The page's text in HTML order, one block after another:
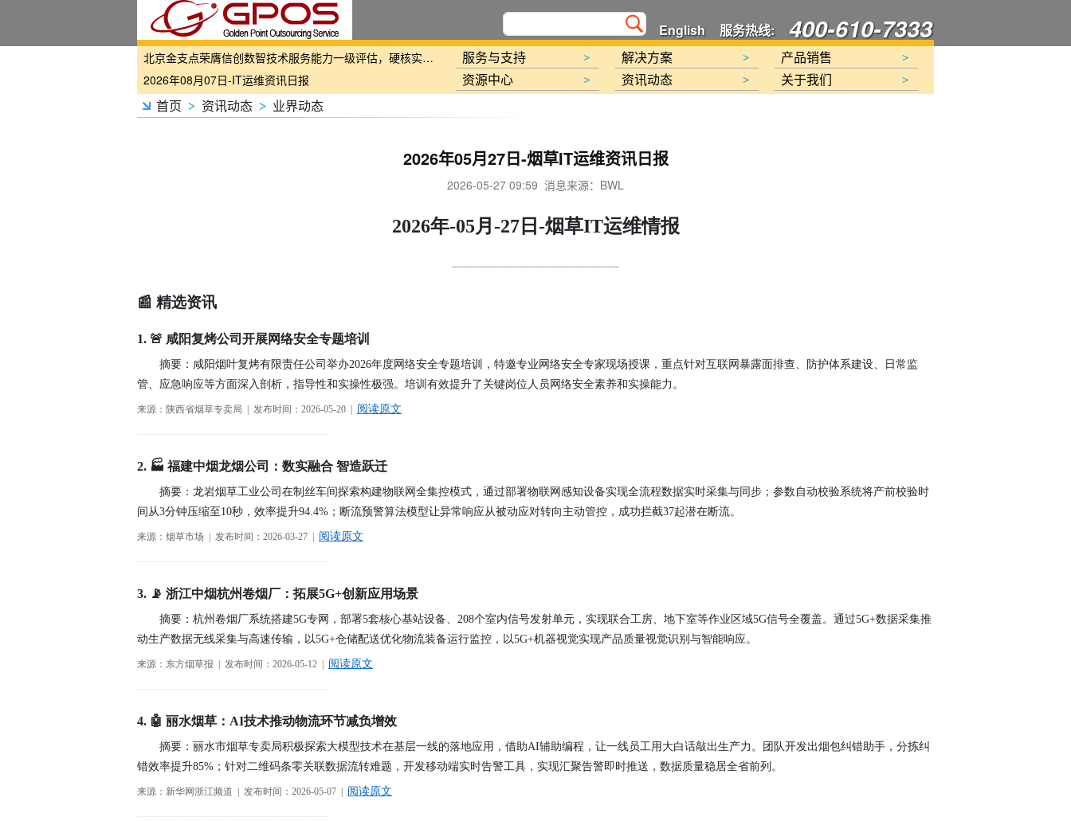
English 服务热线: 400-610-7333
国家铁路局关于印发《“十四五”铁路科技创新规划》的通知
北京金支点荣膺信创数智技术服务能力一级评估，硬核实力护航产业数字化转型
2026年08月07日-IT运维资讯日报
2026年08月07日-铁路智慧运维资讯日报
20260804-金支点铁路智慧运维资讯日报
2026年08月03日-金支点IT运维资讯日报
2026年08月03日-金支点铁路智慧运维资讯日报
国家铁路局关于印发《“十四五”铁路科技创新规划》的通知
2026年08月07日-铁路智慧运维资讯日报
2026年08月06日-IT运维资讯日报
2026年08月05日-金支点铁路智慧运维资讯日报
2026年08月05日-金支点烟草IT运维资讯日报
20260804-金支点IT运维资讯日报
20260804-金支点铁路智慧运维资讯日报
2026年08月03日-金支点铁路智慧运维资讯日报
服务与支持 > 解决方案 > 产品销售 >
资源中心 > 资讯动态 > 关于我们 >
首页 > 资讯动态 > 业界动态
2026年05月27日-烟草IT运维资讯日报
2026-05-27 09:59 消息来源：BWL
2026年-05月-27日-烟草IT运维情报
━━━━━━━━━━━━━━━━━━━━━━━━━━━━━━
📰 精选资讯
1. 🚨 咸阳复烤公司开展网络安全专题培训
摘要：咸阳烟叶复烤有限责任公司举办2026年度网络安全专题培训，特邀专业网络安全专家现场授课，重点针对互联网暴露面排查、防护体系建设、日常监
管、应急响应等方面深入剖析，指导性和实操性极强。培训有效提升了关键岗位人员网络安全素养和实操能力。
来源：陕西省烟草专卖局 | 发布时间：2026-05-20 | 阅读原文
2. 🏭 福建中烟龙烟公司：数实融合 智造跃迁
摘要：龙岩烟草工业公司在制丝车间探索构建物联网全集控模式，通过部署物联网感知设备实现全流程数据实时采集与同步；参数自动校验系统将产前校验时
间从3分钟压缩至10秒，效率提升94.4%；断流预警算法模型让异常响应从被动应对转向主动管控，成功拦截37起潜在断流。
来源：烟草市场 | 发布时间：2026-03-27 | 阅读原文
3. 📡 浙江中烟杭州卷烟厂：拓展5G+创新应用场景
摘要：杭州卷烟厂系统搭建5G专网，部署5套核心基站设备、208个室内信号发射单元，实现联合工房、地下室等作业区域5G信号全覆盖。通过5G+数据采集推
动生产数据无线采集与高速传输，以5G+仓储配送优化物流装备运行监控，以5G+机器视觉实现产品质量视觉识别与智能响应。
来源：东方烟草报 | 发布时间：2026-05-12 | 阅读原文
4. 🤖 丽水烟草：AI技术推动物流环节减负增效
摘要：丽水市烟草专卖局积极探索大模型技术在基层一线的落地应用，借助AI辅助编程，让一线员工用大白话敲出生产力。团队开发出烟包纠错助手，分拣纠
错效率提升85%；针对二维码条零关联数据流转难题，开发移动端实时告警工具，实现汇聚告警即时推送，数据质量稳居全省前列。
来源：新华网浙江频道 | 发布时间：2026-05-07 | 阅读原文